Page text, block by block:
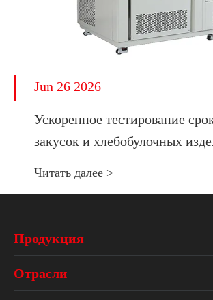
Jun 26 2026
Ускоренное тестирование
закусок и хлебобулочных
Читать далее >
Продукция
Отрасли